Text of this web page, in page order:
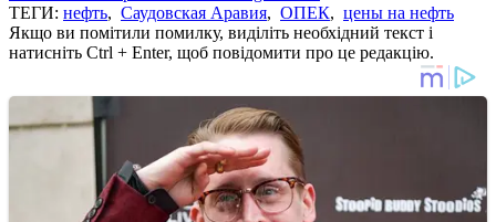
ТЕГИ: нефть, Саудовская Аравия, ОПЕК, цены на нефть
Якщо ви помітили помилку, виділіть необхідний текст і
натисніть Ctrl + Enter, щоб повідомити про це редакцію.